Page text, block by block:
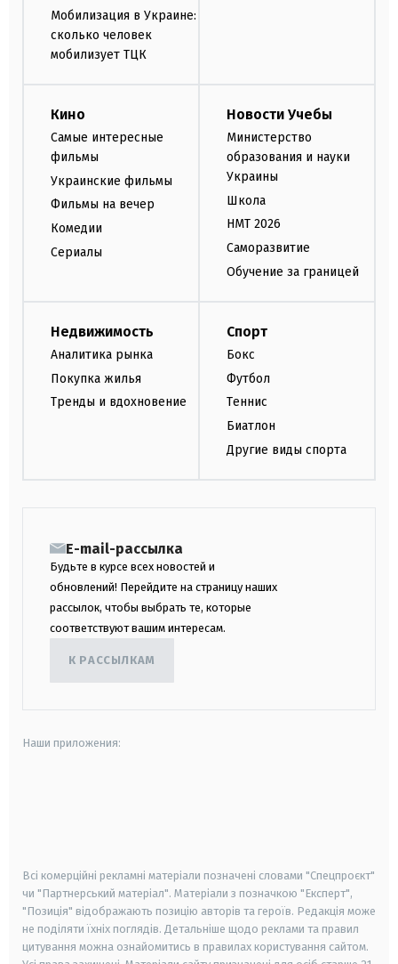
Мобилизация в Украине:
сколько человек
мобилизует ТЦК
Кино
Самые интересные
фильмы
Украинские фильмы
Фильмы на вечер
Комедии
Сериалы
Новости Учебы
Министерство
образования и науки
Украины
Школа
НМТ 2026
Саморазвитие
Обучение за границей
Недвижимость
Аналитика рынка
Покупка жилья
Тренды и вдохновение
Спорт
Бокс
Футбол
Теннис
Биатлон
Другие виды спорта
E-mail-рассылка
Будьте в курсе всех новостей и
обновлений! Перейдите на страницу наших
рассылок, чтобы выбрать те, которые
соответствуют вашим интересам.
К РАССЫЛКАМ
Наши приложения:
Всі комерційні рекламні матеріали позначені словами "Спецпроєкт"
чи "Партнерський матеріал". Матеріали з позначкою "Експерт",
"Позиція" відображають позицію авторів та героїв. Редакція може
не поділяти їхніх поглядів. Детальніше щодо реклами та правил
цитування можна ознайомитись в правилах користування сайтом.